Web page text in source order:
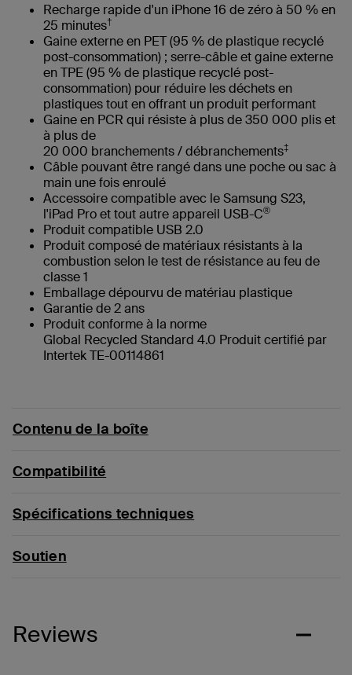
Recharge rapide d'un iPhone 16 de zéro à 50 % en
25 minutes†
Gaine externe en PET (95 % de plastique recyclé
post-consommation) ; serre-câble et gaine externe
en TPE (95 % de plastique recyclé post-
consommation) pour réduire les déchets en
plastiques tout en offrant un produit performant
Gaine en PCR qui résiste à plus de 350 000 plis et
à plus de
20 000 branchements / débranchements‡
Câble pouvant être rangé dans une poche ou sac à
main une fois enroulé
Accessoire compatible avec le Samsung S23,
l'iPad Pro et tout autre appareil USB-C®
Produit compatible USB 2.0
Produit composé de matériaux résistants à la
combustion selon le test de résistance au feu de
classe 1
‌Emballage dépourvu de matériau plastique
Garantie de 2 ans
Produit conforme à la norme
Global Recycled Standard 4.0 Produit certifié par
Intertek TE-00114861
Contenu de la boîte
Compatibilité
Spécifications techniques
Soutien
Reviews